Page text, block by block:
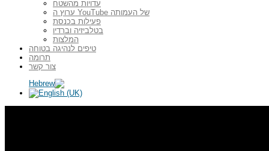
עדויות מהשטח
ערוץ ה YouTube של העמותה
פעילות בכנסת
בטלביזיה וברדיו
המלצות
טיפים לנהיגה בטוחה
תרומה
צור קשר